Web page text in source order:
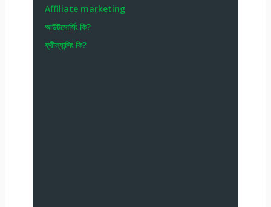
Affiliate marketing
আউটসোর্সিং কি?
ফ্রীল্যান্সিং কি?